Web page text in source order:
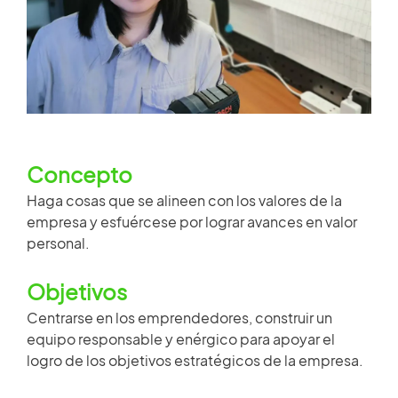
Miembro de repuestos
Acceso
×
SALA DE NOTICIAS
VIDEO
ARTÍCULOS TÉCNICOS
CARRERA
Concepto
Haga cosas que se alineen con los valores de la
empresa y esfuércese por lograr avances en valor
personal.
Objetivos
Centrarse en los emprendedores, construir un
equipo responsable y enérgico para apoyar el
logro de los objetivos estratégicos de la empresa.